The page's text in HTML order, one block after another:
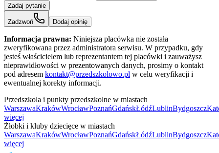
Zadaj pytanie
Zadzwoń Dodaj opinię
Informacja prawna: Niniejsza placówka nie została
zweryfikowana przez administratora serwisu. W przypadku, gdy
jesteś właścicielem lub reprezentantem tej placówki i zauważysz
nieprawidłowości w prezentowanych danych, prosimy o kontakt
pod adresem kontakt@przedszkolowo.pl w celu weryfikacji i
ewentualnej korekty informacji.
Przedszkola i punkty przedszkolne w miastach
WarszawaKrakówWrocławPoznańGdańskŁódźLublinBydgoszcz
więcej
Żłobki i kluby dziecięce w miastach
WarszawaKrakówWrocławPoznańGdańskŁódźLublinBydgoszcz
więcej